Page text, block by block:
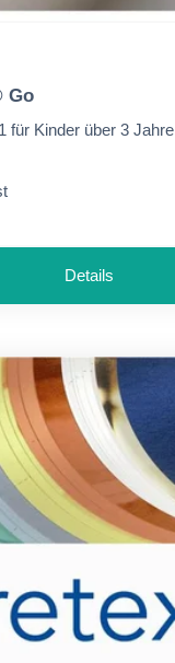
Go
für Kinder über 3 Jahre
Details